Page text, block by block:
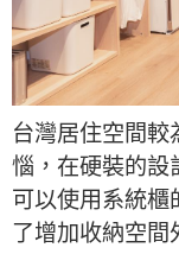
台灣居住空間較
惱，在硬裝的設
可以使用系統櫃
了增加收納空間